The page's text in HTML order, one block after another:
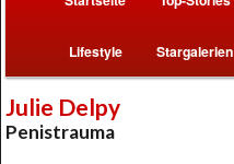
Lifestyle Stargalerien
Julie Delpy
Penistrauma